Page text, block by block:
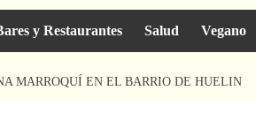
y Restaurantes Salud Vegano
MARROQUÍ EN EL BARRIO DE HUELIN